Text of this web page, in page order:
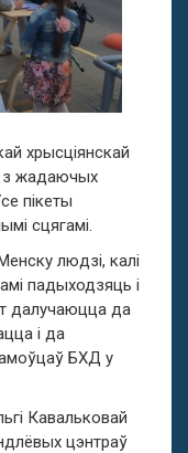
хрысціянскай
з жадаючых
пікеты
сцягамі.
людзі, калі
падыходзяць і
далучаюцца да
і да
БХД у
Кавальковай
цэнтраў